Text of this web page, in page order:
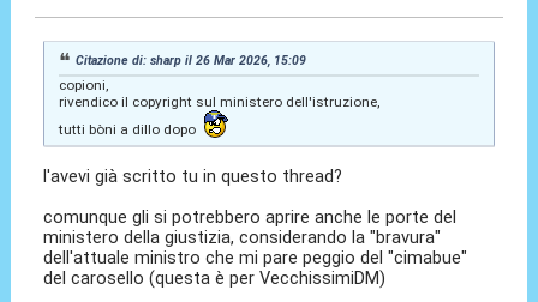
Citazione di: sharp il 26 Mar 2026, 15:09
copioni,
rivendico il copyright sul ministero dell'istruzione,
tutti bòni a dillo dopo
l'avevi già scritto tu in questo thread?
comunque gli si potrebbero aprire anche le porte del
ministero della giustizia, considerando la "bravura"
dell'attuale ministro che mi pare peggio del "cimabue"
del carosello (questa è per VecchissimiDM)